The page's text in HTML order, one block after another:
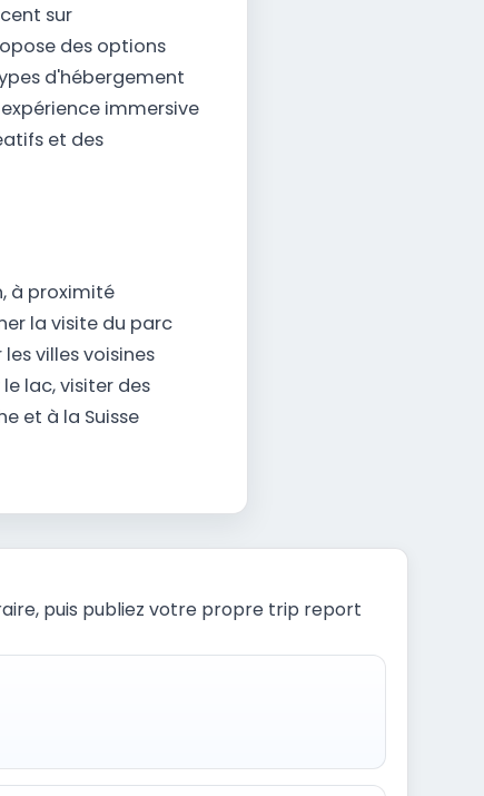
sur
des options
d'hébergement
immersive
et des
à proximité
la visite du parc
villes voisines
lac, visiter des
et à la Suisse
puis publiez votre propre trip report